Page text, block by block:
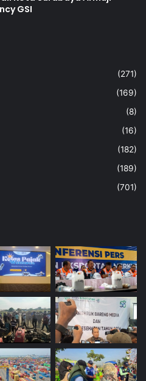
GSI
(271)
(169)
(8)
(16)
(182)
(189)
(701)